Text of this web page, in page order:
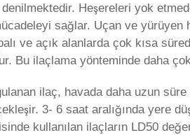
Heşereleri yok
sağlar. Uçan ve yürüyen
ve açık alanlarda çok kısa
Bu ilaçlama yönteminde daha
ilaç, havada daha uzun süre
3- 6 saat aralığında yere
kullanılan ilaçların LD50